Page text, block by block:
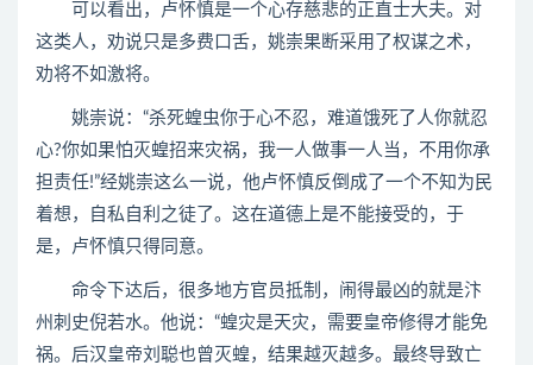
可以看出，卢怀慎是一个心存慈悲的正直士大夫。对
这类人，劝说只是多费口舌，姚崇果断采用了权谋之术，
劝将不如激将。
姚崇说：“杀死蝗虫你于心不忍，难道饿死了人你就忍
心?你如果怕灭蝗招来灾祸，我一人做事一人当，不用你承
担责任!”经姚崇这么一说，他卢怀慎反倒成了一个不知为民
着想，自私自利之徒了。这在道德上是不能接受的，于
是，卢怀慎只得同意。
命令下达后，很多地方官员抵制，闹得最凶的就是汴
州刺史倪若水。他说：“蝗灾是天灾，需要皇帝修得才能免
祸。后汉皇帝刘聪也曾灭蝗，结果越灭越多。最终导致亡